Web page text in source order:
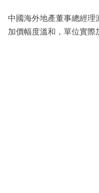
中國海外地產董事總經理
加價幅度溫和，單位實際